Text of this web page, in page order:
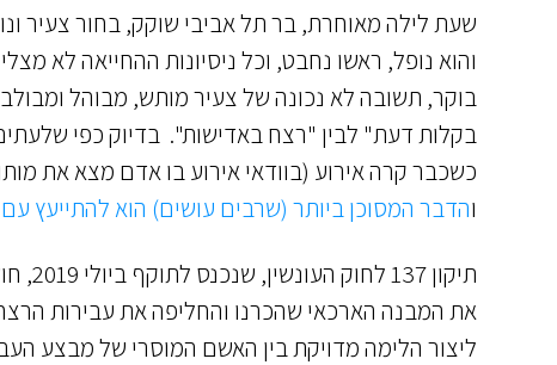
שעת לילה מאוחרת, בר תל אביבי שוקק, בחור צעיר
והוא נופל, ראשו נחבט, וכל ניסיונות ההחייאה לא
בוקר, תשובה לא נכונה של צעיר מותש, מבוהל
בקלות דעת" לבין "רצח באדישות". בדיוק כפי
כשכבר קרה אירוע (בוודאי אירוע בו אדם מצא את
והדבר המסוכן ביותר (שרבים עושים) הוא להתייעץ
את המבנה הארכאי שהכרנו והחליפה את עבירות
ליצור הלימה מדויקת בין האשם המוסרי של מבצע